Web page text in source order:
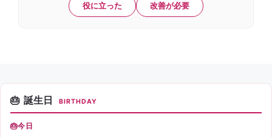
役に立った 改善が必要
誕生日 BIRTHDAY
今日